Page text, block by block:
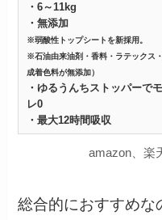
・6～11kg
・無添加
※弱酸性トップシートを新採用。
※石油由来油剤・香料・ラテックス
成着色料が無添加）
・ゆるうんちストッパーでモ
レ0
・最大12時間吸収
amazon、楽
総合的におすすめな